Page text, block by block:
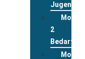
Jugend
Modul
2
Modul